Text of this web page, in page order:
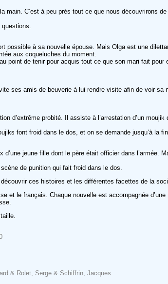
C’est à peu près tout ce que nous découvrirons
possible à sa nouvelle épouse. Mais Olga est une
aux coqueluches du moment.
point de tenir pour acquis tout ce que son mari fait
ses amis de beuverie à lui rendre visite afin de voir sa
d’extrême probité. Il assiste à l’arrestation d’un
font froid dans le dos, et on se demande jusqu’à la
jeune fille dont le père était officier dans l’armée.
de punition qui fait froid dans le dos.
ces histoires et les différentes facettes de la
le français. Chaque nouvelle est accompagnée
& Rolet, Serge & Schiffrin, Jacques